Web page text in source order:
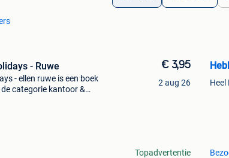
- Ruwe
- ellen ruwe is een boek
categorie kantoor &
€ 3,95
2 aug 26
Topadvertentie
Heel